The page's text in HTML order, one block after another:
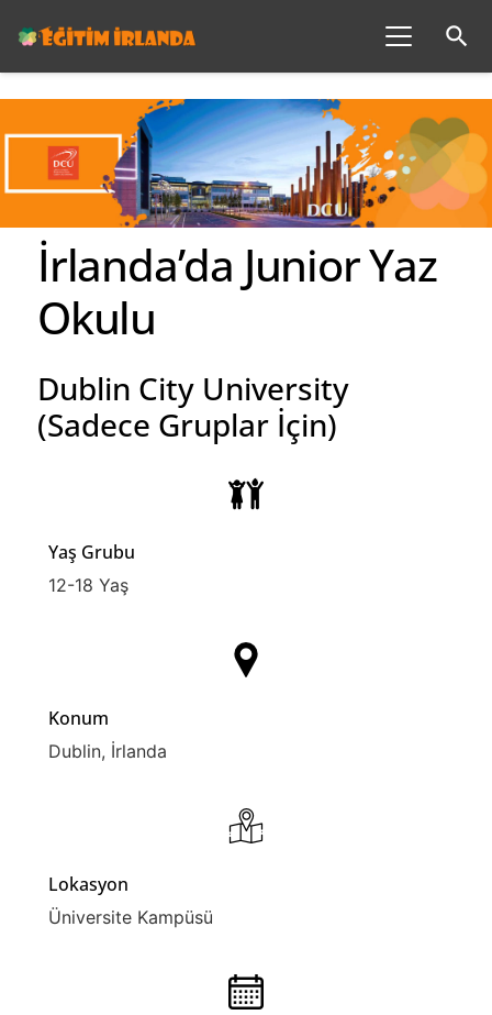
search
İrlanda’da Junior Yaz
Okulu
Dublin City University
(Sadece Gruplar İçin)
Yaş Grubu
12-18 Yaş
Konum
Dublin, İrlanda
Lokasyon
Üniversite Kampüsü